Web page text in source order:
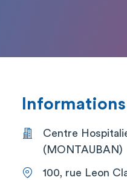
Centre
(MONTAUBAN)
100, rue Leon